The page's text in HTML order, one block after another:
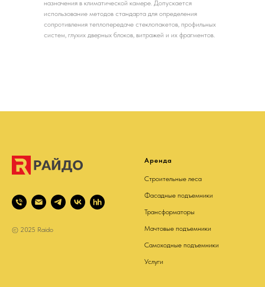
назначения в климатической камере. Допускается
использование методов стандарта для определения
сопротивления теплопередаче стеклопакетов, профильных
систем, глухих дверных блоков, витражей и их фрагментов.
© 2025 Raido
Аренда
Строительные леса
Фасадные подъемники
Трансформаторы
Мачтовые подъемники
Самоходные подъемники
Услуги